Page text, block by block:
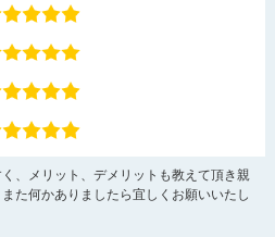
、メリット、デメリットも教えて頂き親
た何かありましたら宜しくお願いいたし